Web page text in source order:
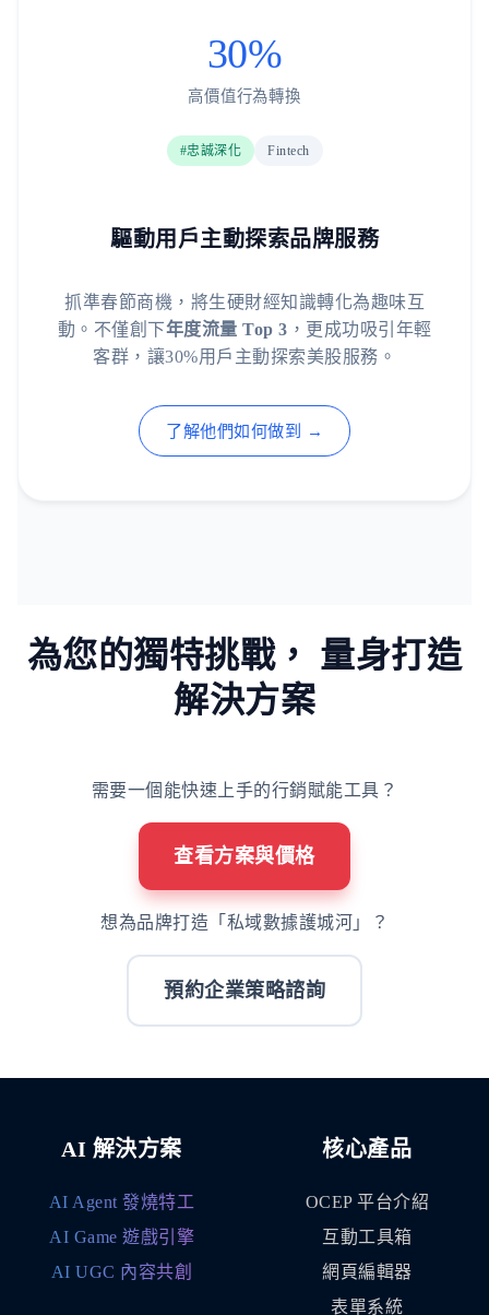
30%
高價值行為轉換
#忠誠深化 Fintech
驅動用戶主動探索品牌服務
抓準春節商機，將生硬財經知識轉化為趣味互
動。不僅創下年度流量 Top 3 ，更成功吸引年輕
客群，讓30%用戶主動探索美股服務。
了解他們如何做到 →
為您的獨特挑戰， 量身打造
解決方案
需要一個能快速上手的行銷賦能工具？
查看方案與價格
想為品牌打造「私域數據護城河」？
預約企業策略諮詢
AI 解決方案
AI Agent 發燒特工
AI Game 遊戲引擎
AI UGC 內容共創
核心產品
OCEP 平台介紹
互動工具箱
網頁編輯器
表單系統